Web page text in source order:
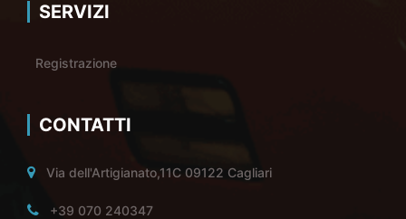
SERVIZI
Registrazione
CONTATTI
Via dell'Artigianato,11C 09122 Cagliari
+39 070 240347